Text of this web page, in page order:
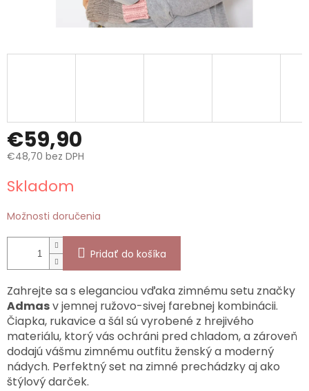
€59,90
€48,70 bez DPH
cena:
Skladom
Možnosti doručenia
Pridať do košíka
Zahrejte sa s eleganciou vďaka zimnému setu značky
Admasv jemnej ružovo-sivej farebnej kombinácii.
Čiapka, rukavice a šál sú vyrobené z hrejivého
materiálu, ktorý vás ochráni pred chladom, a zároveň
dodajú vášmu zimnému outfitu ženský a moderný
nádych. Perfektný set na zimné prechádzky aj ako
štýlový darček.